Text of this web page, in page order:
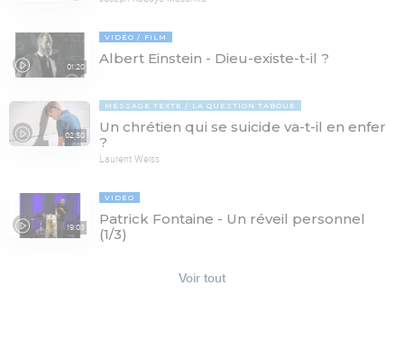
01:20
VIDÉO FILM
Albert Einstein - Dieu-existe-t-il ?
02:50
MESSAGE TEXTE LA QUESTION TABOUE
Un chrétien qui se suicide va-t-il en enfer
?
Laurent Weiss
19:03
VIDÉO
Patrick Fontaine - Un réveil personnel
(1/3)
Voir tout